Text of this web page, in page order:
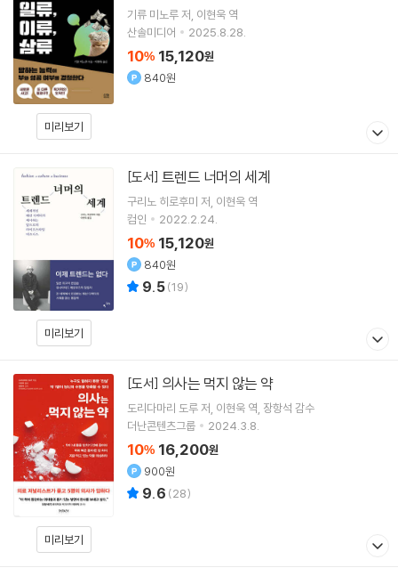
미리보기
기류 미노루저 이현욱 역
산솔미디어
2025.8.28.
10% 15,120원
840원
미리보기
[도서] 트렌드 너머의 세계
구리노 히로후미 저 이현욱 역
컴인
2022.2.24.
10% 15,120원
840원
9.5(19)
미리보기
[도서] 의사는 먹지 않는 약
도리다마리 도루저 이현욱 역 장항석 감수
더난콘텐츠그룹
2024.3.8.
10% 16,200원
900원
9.6 (28)